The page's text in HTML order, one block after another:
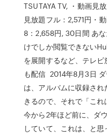
TSUTAYA TV, ・動画見
見放題フル：2,571円・
8：2,658円, 30日間 あ
けでしか閲覧できない
を展開するなど、テレ
も配信 2014年8月3日
は、アルバムに収録さ
きるので、それで「これ
今から2年ほど前に、ダ
していて、これは、と